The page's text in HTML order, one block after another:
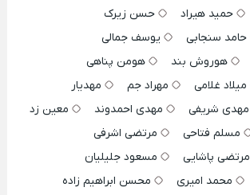
حمید هیراد
حسن زیرک
حامد سنجابی
یوسف جمالی
هوروش بند
هومن پناهی
میلاد غلامی مهراد جم
مهدیار
مهدی شریفی مهدی احمدوند
معین زد
مسلم فتاحی
مرتضی اشرفی
مرتضی پاشایی
مسعود جلیلیان
محمد امیری
محسن ابراهیم زاده